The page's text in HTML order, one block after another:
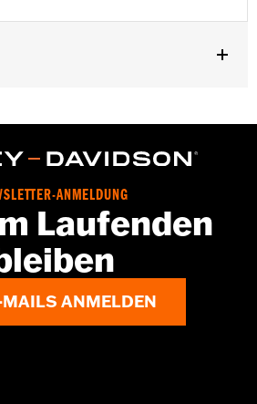
alle Details dazu
ANMELDUNG
Laufenden
MAILS ANMELDEN